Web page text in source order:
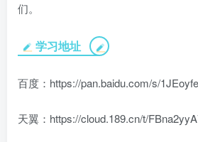
们。
学习地址
百度：https://pan.baidu.com/s/
天翼：https://cloud.189.cn/t/